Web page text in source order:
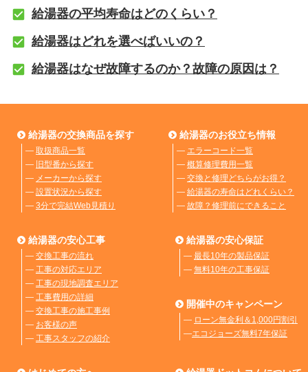
給湯器の平均寿命はどのくらい？
給湯器はどれを選べばいいの？
給湯器はなぜ故障するのか？故障の原因は？
給湯器の交換商品を探す
― 取扱商品一覧
― 旧型番から探す
― メーカーから探す
― 設置状況から探す
― 3分で完結Web見積り
給湯器のお役立ち情報
― エラーコード一覧
― 概算修理費用一覧
― 交換と修理どちらがお得？
― 給湯器の寿命はどれくらい？
― 故障？修理前にできること
給湯器の安心工事
― 交換工事の流れ
― 工事の対応エリア
― 工事の現地調査エリア
― 工事費用の詳細
― 交換工事の施工事例
― お客様の声
― 工事スタッフの紹介
給湯器の安心保証
― 最長10年の製品保証
― 無料10年の工事保証
開催中のキャンペーン
― ローン無金利＆1,000円割引
―エコジョーズ無料7年保証